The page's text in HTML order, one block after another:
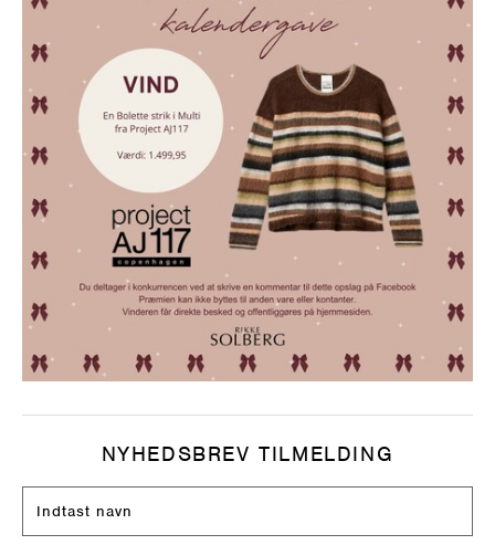
NYHEDSBREV TILMELDING